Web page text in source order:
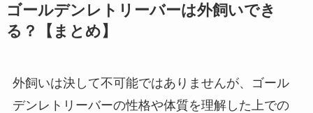
ゴールデンレトリーバーは外飼いでき
る？【まとめ】
外飼いは決して不可能ではありませんが、ゴール
デンレトリーバーの性格や体質を理解した上での